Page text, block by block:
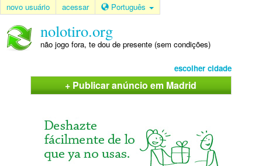
novo usuário acessar Português
nolotiro.org
não jogo fora, te dou de presente (sem condições)
escolher cidade
+ Publicar anúncio em Madrid